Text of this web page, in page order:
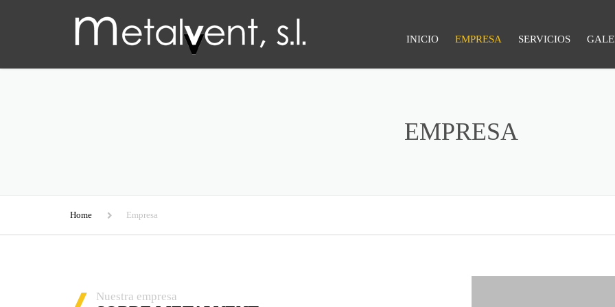
INICIO EMPRESA SERVICIOS
EMPRESA
Home Empresa
Nuestra empresa